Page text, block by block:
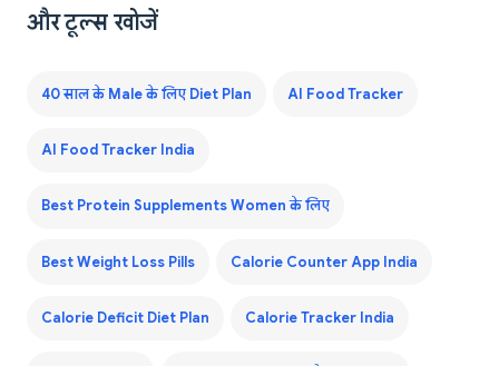
और टूल्स खोजें
40 साल के Male के लिए Diet Plan AI Food Tracker
AI Food Tracker India
Best Protein Supplements Women के लिए
Best Weight Loss Pills Calorie Counter App India
Calorie Deficit Diet Plan Calorie Tracker India